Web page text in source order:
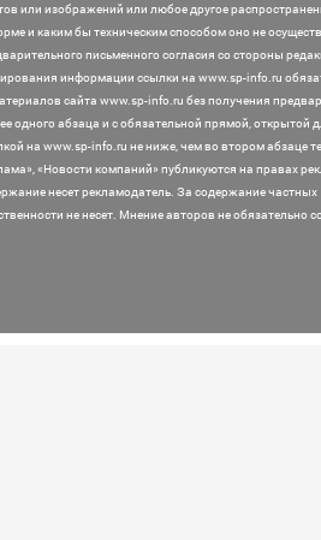
или изображений или любое другое
и каким бы техническим способом оно не
письменного согласия со стороны
информации ссылки на www.sp-info.ru
сайта www.sp-info.ru без получения
одного абзаца и с обязательной прямой, открытой
на www.sp-info.ru не ниже, чем во втором абзаце
«Новости компаний» публикуются на правах
несет рекламодатель. За содержание частных
не несет. Мнениеавторов не обязательно